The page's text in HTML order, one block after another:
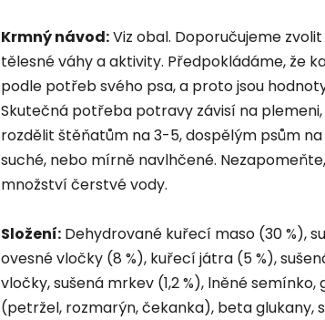
Krmný návod:Viz obal. Doporučujeme
tělesné váhy a aktivity. Předpokládáme, že
podle potřeb svého psa, a proto jsou
Skutečná potřeba potravy závisí na
rozdělit štěňatům na 3-5, dospělým psům
suché, nebo mírně navlhčené.
množství čerstvé vody.
Složení: Dehydrované kuřecí maso (30 %),
ovesné vločky (8 %), kuřecí játra (5 %),
vločky, sušená mrkev (1,2 %), lněné
(petržel, rozmarýn, čekanka), beta glukany,